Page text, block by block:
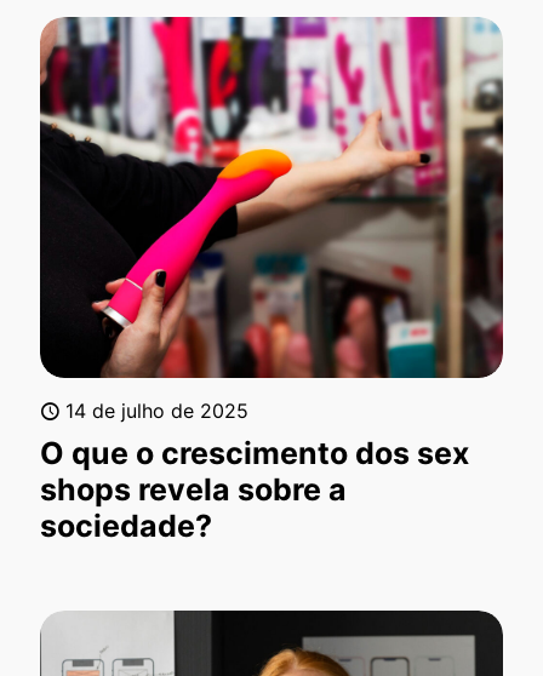
14 de julho de 2025
O que o crescimento dos sex
shops revela sobre a
sociedade?